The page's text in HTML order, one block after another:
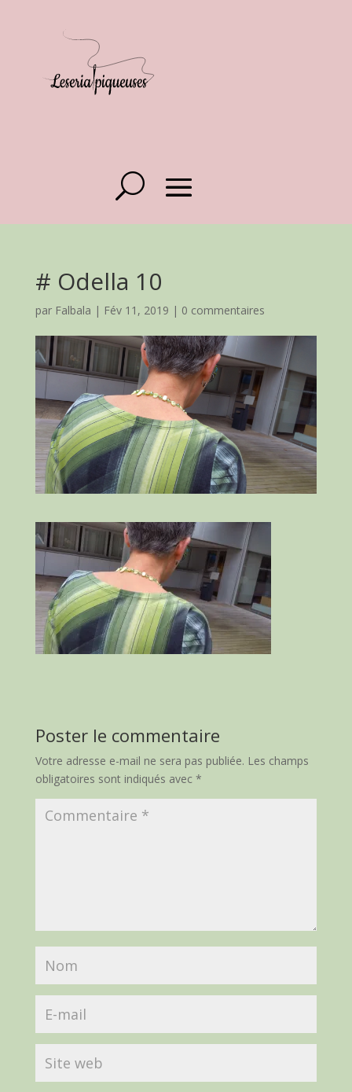
# Odella 10
par Falbala | Fév 11, 2019 | 0 commentaires
Poster le commentaire
Votre adresse e-mail ne sera pas publiée. Les champs
obligatoires sont indiqués avec *